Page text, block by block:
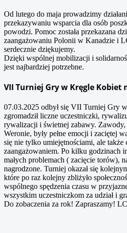
Od lutego do maja prowadzimy
przekazywaniu wsparcia dla osób
powodzi. Pomoc została przekazana
zaangażowaniu Polonii w Kanadzie i
serdecznie dziękujemy.
Dzięki wspólnej mobilizacji i
jest najbardziej potrzebne.
VII Turniej Gry w Kręgle Kobiet
07.03.2025 odbył się VII Turniej Gry
zgromadził liczne uczestniczki,
rywalizacji i świetnej zabawy. Zawody,
Weronie, były pełne emocji i zaciętej
się nie tylko umiejętnościami, ale także
zaangażowaniem. Po kilku godzinach
małych problemach ( zacięcie torów),
nagrodzone. Turniej okazał się
które po raz kolejny zbliżyło
wspólnego spędzenia czasu w
wszystkim uczestniczkom za udział i
Do zobaczenia za rok! Zapraszamy!